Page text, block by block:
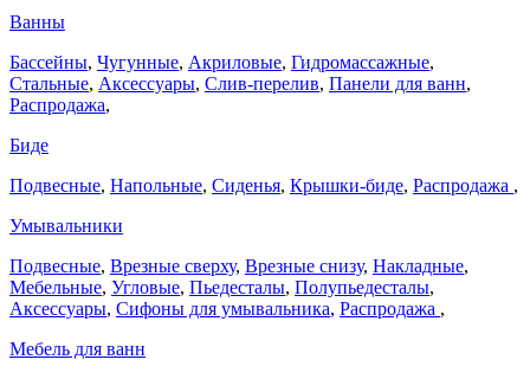
Ванны
Бассейны, Чугунные, Акриловые, Гидромассажные,
Стальные, Аксессуары, Слив-перелив, Панели для ванн,
Распродажа,
Биде
Подвесные, Напольные, Сиденья, Крышки-биде, Распродажа ,
Умывальники
Подвесные, Врезные сверху, Врезные снизу, Накладные,
Мебельные, Угловые, Пьедесталы, Полупьедесталы,
Аксессуары, Сифоны для умывальника, Распродажа ,
Мебель для ванн